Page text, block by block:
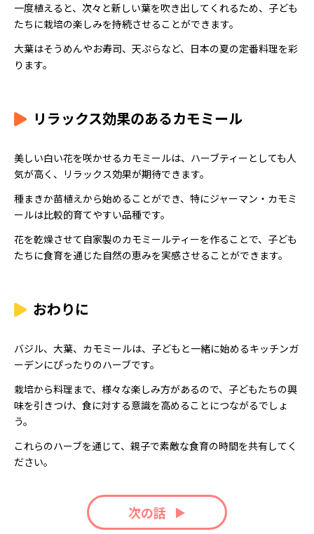
一度植えると、次々と新しい葉を吹き出してくれるため、子ども
たちに栽培の楽しみを持続させることができます。
大葉はそうめんやお寿司、天ぷらなど、日本の夏の定番料理を彩
ります。
リラックス効果のあるカモミール
美しい白い花を咲かせるカモミールは、ハーブティーとしても人
気が高く、リラックス効果が期待できます。
種まきか苗植えから始めることができ、特にジャーマン・カモミ
ールは比較的育てやすい品種です。
花を乾燥させて自家製のカモミールティーを作ることで、子ども
たちに食育を通じた自然の恵みを実感させることができます。
おわりに
バジル、大葉、カモミールは、子どもと一緒に始めるキッチンガ
ーデンにぴったりのハーブです。
栽培から料理まで、様々な楽しみ方があるので、子どもたちの興
味を引きつけ、食に対する意識を高めることにつながるでしょ
う。
これらのハーブを通じて、親子で素敵な食育の時間を共有してく
ださい。
次の話